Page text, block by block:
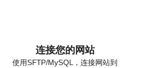
连接您的网站
使用SFTP/MySQL，连接网站到